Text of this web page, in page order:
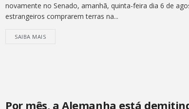
novamente no Senado, amanhã, quinta-feira dia 6 de
estrangeiros comprarem terras na...
SAIBA MAIS
Por mês, a Alemanha está